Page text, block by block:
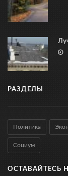
РАЗДЕЛЫ
Политика
Социум
ОСТАВАЙТЕСЬ